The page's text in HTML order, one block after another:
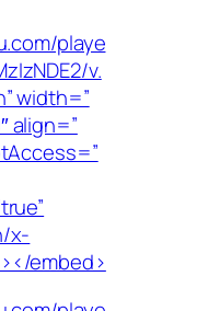
playe
v.
width=”
align=”
x-
embed>